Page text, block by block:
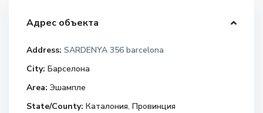
Адрес объекта
Address: SARDENYA 356 barcelona
City: Барселона
Area: Эшампле
State/County: Каталония,Провинция